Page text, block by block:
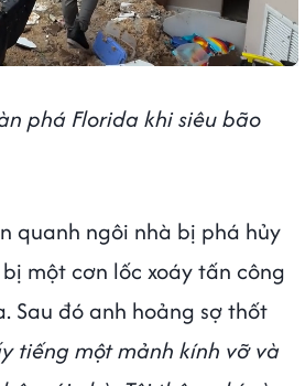
phá Florida khi siêu bão
quanh ngôi nhà bị phá hủy
một cơn lốc xoáy tấn công
Sau đó anh hoảng sợ thốt
tiếng một mảnh kính vỡ và